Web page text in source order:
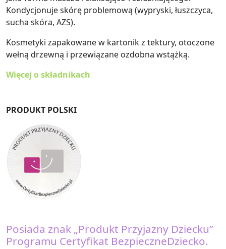
Kondycjonuje skórę problemową (wypryski, łuszczyca,
sucha skóra, AZS).
Kosmetyki zapakowane w kartonik z tektury, otoczone
wełną drzewną i przewiązane ozdobna wstążką.
Więcej o składnikach
PRODUKT POLSKI
Posiada znak „Produkt Przyjazny Dziecku”
Programu Certyfikat BezpieczneDziecko.